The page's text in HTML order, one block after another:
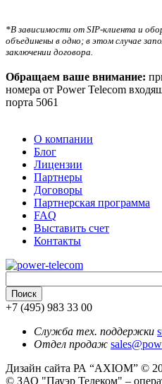
*В зависимости от SIP-клиента и
объединены в одно; в этом случае
заключении договора.
Обращаем ваше внимание:
номера от Power Telecom
порта 5061
О компании
Блог
Лицензии
Партнеры
Договоры
Партнерская программа
FAQ
Выставить счет
Контакты
+7 (495) 983 33 00
Служба тех. поддержки
Отдел продаж
Дизайн сайта РА “AXIOM” ©
© ЗАО "Пауэр Телеком" –